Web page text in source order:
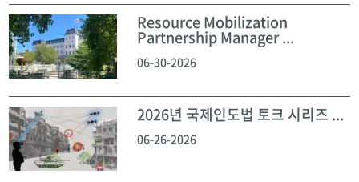
Resource Mobilization
Partnership Manager ...
06-30-2026
2026년 국제인도법 토크 시리즈 ...
06-26-2026